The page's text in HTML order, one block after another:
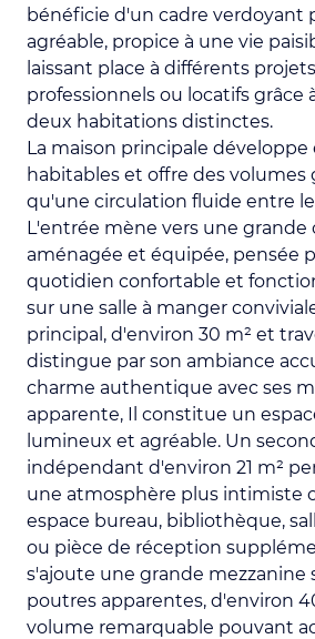
bénéficie d'un cadre verdoyant
agréable, propice à une vie
laissant place à différents
professionnels ou locatifs grâce
deux habitations distinctes.
La maison principale développe
habitables et offre des volumes
qu'une circulation fluide entre
L'entrée mène vers une grande
aménagée et équipée, pensée
quotidien confortable et
sur une salle à manger
principal, d'environ 30 m² et
distingue par son ambiance
charme authentique avec ses
apparente, Il constitue un
lumineux et agréable. Un
indépendant d'environ 21 m²
une atmosphère plus intimiste
espace bureau, bibliothèque,
ou pièce de réception
s'ajoute une grande mezzanine
poutres apparentes, d'environ
volume remarquable pouvant